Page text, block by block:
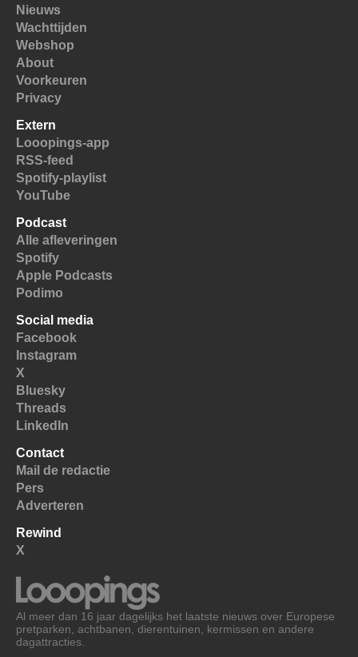
Nieuws
Wachttijden
Webshop
About
Voorkeuren
Privacy
Extern
Looopings-app
RSS-feed
Spotify-playlist
YouTube
Podcast
Alle afleveringen
Spotify
Apple Podcasts
Podimo
Social media
Facebook
Instagram
X
Bluesky
Threads
LinkedIn
Contact
Mail de redactie
Pers
Adverteren
Rewind
X
Al meer dan 16 jaar dagelijks het laatste nieuws over Europese
pretparken, achtbanen, dierentuinen, kermissen en andere
dagattracties.